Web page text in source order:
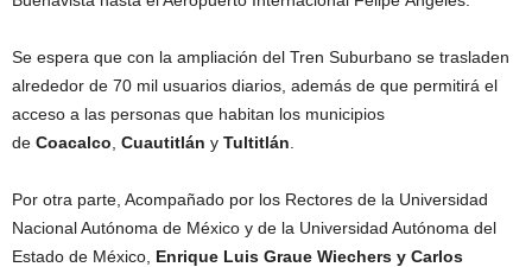
Se espera que con la ampliación del Tren Suburbano se trasladen
alrededor de 70 mil usuarios diarios, además de que permitirá el
acceso a las personas que habitan los municipios
de Coacalco Cuautitlán y Tultitlán
Por otra parte, Acompañado por los Rectores de la Universidad
Nacional Autónoma de México y de la Universidad Autónoma del
Estado de México, Enrique Luis Graue Wiechers y Carlos